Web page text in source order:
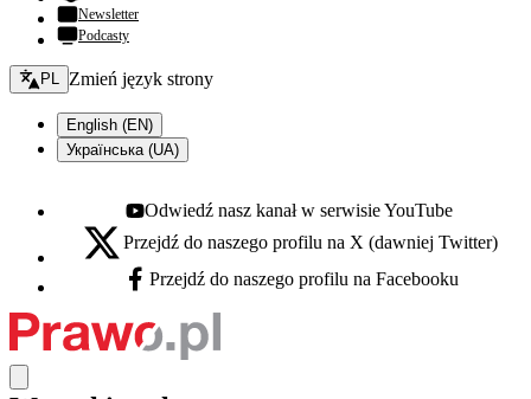
Newsletter
Podcasty
Zmień język - bieżący:
PL Zmień język strony
English (EN)
Українська (UA)
Youtube - otwiera się w nowej karcie
Odwiedź nasz kanał w serwisie YouTube
X - otwiera się w nowej karcie
Przejdź do naszego profilu na X (dawniej Twitter)
Facebook - otwiera się w nowej karcie
Przejdź do naszego profilu na Facebooku